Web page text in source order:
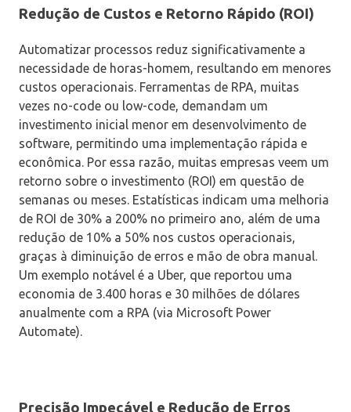
Redução de Custos e Retorno Rápido (ROI)
Automatizar processos reduz significativamente a
necessidade de horas-homem, resultando em menores
custos operacionais. Ferramentas de RPA, muitas
vezes no-code ou low-code, demandam um
investimento inicial menor em desenvolvimento de
software, permitindo uma implementação rápida e
econômica. Por essa razão, muitas empresas veem um
retorno sobre o investimento (ROI) em questão de
semanas ou meses. Estatísticas indicam uma melhoria
de ROI de 30% a 200% no primeiro ano, além de uma
redução de 10% a 50% nos custos operacionais,
graças à diminuição de erros e mão de obra manual.
Um exemplo notável é a Uber, que reportou uma
economia de 3.400 horas e 30 milhões de dólares
anualmente com a RPA (via Microsoft Power
Automate).
Precisão Impecável e Redução de Erros